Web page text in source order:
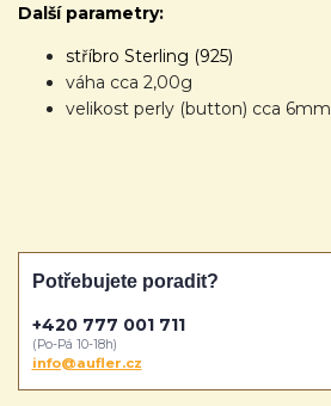
Další parametry:
stříbro Sterling (925)
váha cca 2,00g
velikost perly (button) cca 6mm
Potřebujete poradit?
+420 777 001 711
(Po-Pá 10-18h)
info@aufler.cz